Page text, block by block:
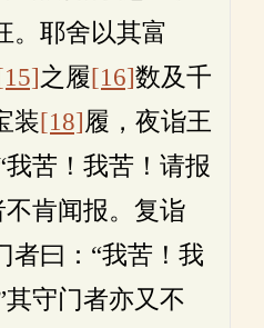
。耶舍以其富
之履[16]数及千
装[18]履，夜诣王
苦！我苦！请报
肯闻报。复诣
者曰：“我苦！我
守门者亦又不